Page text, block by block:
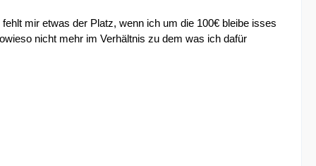
mir etwas der Platz, wenn ich um die 100€ bleibe isses
nicht mehr im Verhältnis zu dem was ich dafür